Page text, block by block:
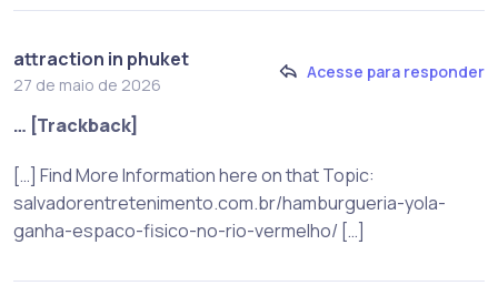
attraction in phuket
27 de maio de 2026
Acesse para responder
… [Trackback]
[…] Find More Information here on that Topic:
salvadorentretenimento.com.br/hamburgueria-yola-
ganha-espaco-fisico-no-rio-vermelho/ […]